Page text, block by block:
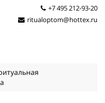
+7 495 212-93-20
ritualoptom@hottex.ru